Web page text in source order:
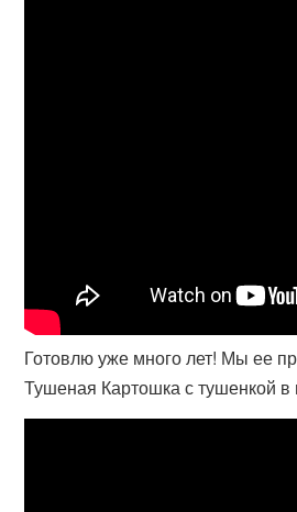
Готовлю уже много лет! Мы ее
Тушеная Картошка с тушенкой в